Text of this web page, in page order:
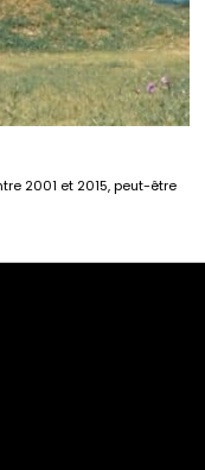
2001 et 2015, peut-être